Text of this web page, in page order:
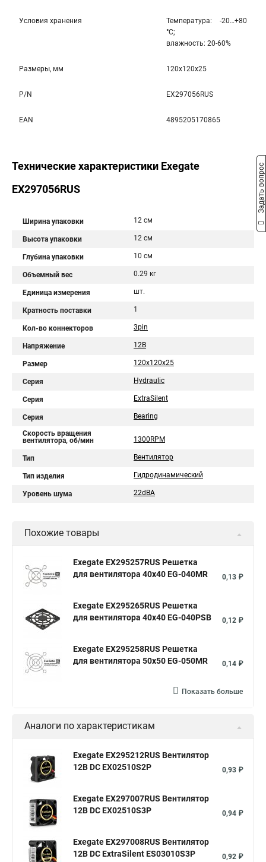
Условия хранения
Температура: -20…+80
°С;
влажность: 20-60%
Размеры, мм 120x120x25
P/N EX297056RUS
EAN 4895205170865
Технические характеристики Exegate
EX297056RUS
Ширина упаковки 12 см
Высота упаковки 12 см
Глубина упаковки 10 см
Объемный вес 0.29 кг
Единица измерения шт.
Кратность поставки 1
Кол-во коннекторов 3pin
Напряжение 12В
Размер 120x120x25
Серия Hydraulic
Серия ExtraSilent
Серия Bearing
Скорость вращения
вентилятора, об/мин
1300RPM
Тип Вентилятор
Тип изделия Гидродинамический
Уровень шума 22dBA
Похожие товары
Exegate EX295257RUS Решетка
для вентилятора 40x40 EG-040MR
0,13 ₽
Exegate EX295265RUS Решетка
для вентилятора 40x40 EG-040PSB
0,12 ₽
Exegate EX295258RUS Решетка
для вентилятора 50х50 EG-050MR
0,14 ₽
Показать больше
Аналоги по характеристикам
Exegate EX295212RUS Вентилятор
12В DC EX02510S2P
0,93 ₽
Exegate EX297007RUS Вентилятор
12В DC EX02510S3P
0,94 ₽
Exegate EX297008RUS Вентилятор
12В DC ExtraSilent ES03010S3P
0,92 ₽
Задать вопрос